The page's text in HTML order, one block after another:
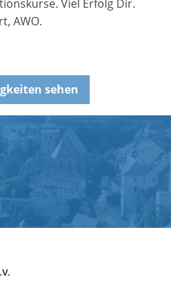
Viel Erfolg Dir.
AWO.
sehen